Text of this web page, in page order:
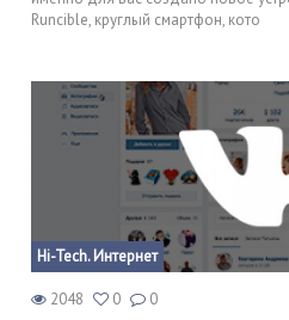
Runcible, круглый смартфон, кото
Hi-Tech. Интернет
2048 0 0